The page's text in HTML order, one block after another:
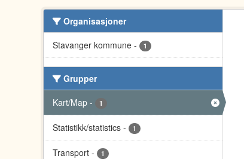
Organisasjoner
Stavanger kommune - 1
Grupper
Kart/Map - 1
Statistikk/statistics - 1
Transport - 1